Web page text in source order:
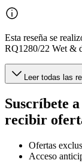
Esta reseña se
RQ1280/22 Wet &
Leer todas las
Suscríbete
recibir
Ofertas
Acceso